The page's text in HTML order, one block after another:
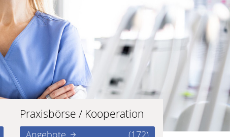
Praxisbörse / Kooperation
Angebote
(172)